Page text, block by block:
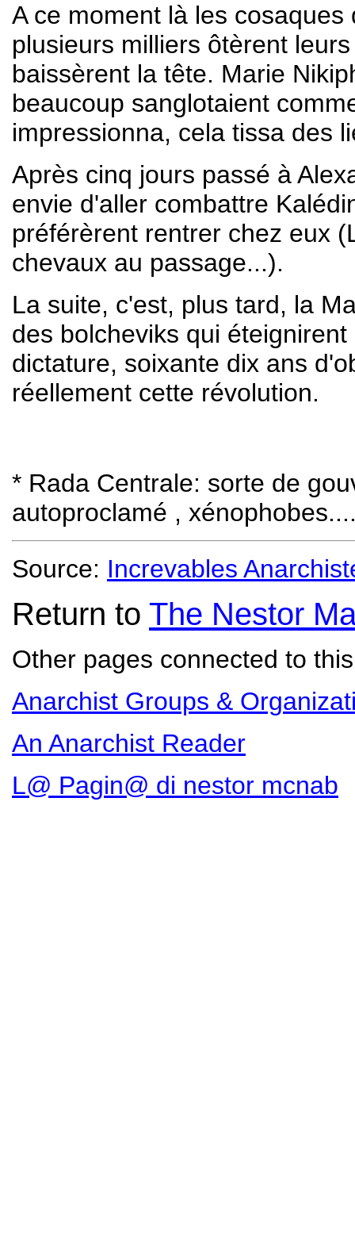
A ce moment là les
plusieurs milliers ôtèrent
baissèrent la tête. Marie
beaucoup sanglotaient
impressionna, cela tissa des
Après cinq jours passé à
envie d'aller combattre
préférèrent rentrer chez eux
chevaux au passage...).
La suite, c'est, plus tard, la
des bolcheviks qui
dictature, soixante dix ans
réellement cette révolution.
* Rada Centrale: sorte de
autoproclamé ,
Source: Increvables
Return to The Nestor
Other pages connected to
Anarchist Groups &
An Anarchist Reader
L@ Pagin@ di nestor mcnab